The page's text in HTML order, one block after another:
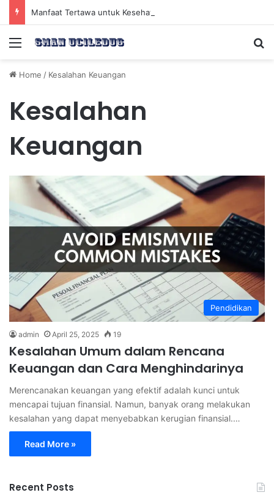
Menu
Home / Kesalahan Keuangan
Kesalahan
Keuangan
Pendidikan
admin April 25, 2025 19
Kesalahan Umum dalam Rencana
Keuangan dan Cara Menghindarinya
Merencanakan keuangan yang efektif adalah kunci untuk
mencapai tujuan finansial. Namun, banyak orang melakukan
kesalahan yang dapat menyebabkan kerugian finansial.…
Read More »
Recent Posts